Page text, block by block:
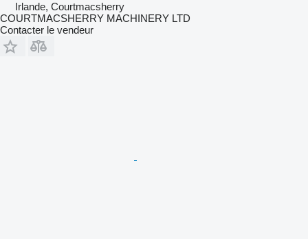
Irlande, Courtmacsherry
COURTMACSHERRY MACHINERY LTD
Contacter le vendeur